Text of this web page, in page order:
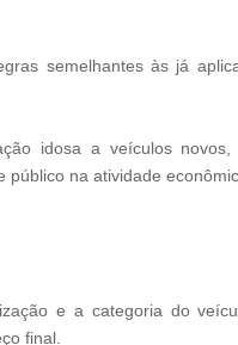
semelhantes às já
idosa a veículos
na atividade
e a categoria do
final.